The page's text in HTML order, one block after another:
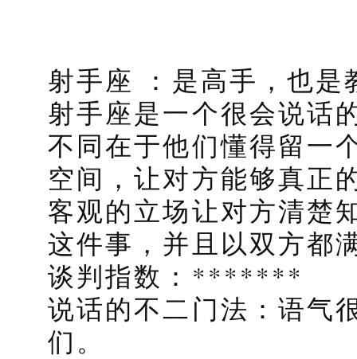
射手座 ：是高手，也是
射手座是一个很会说话
不同在于他们懂得留一
空间，让对方能够真正
客观的立场让对方清楚
这件事，并且以双方都
谈判指数：*******
说话的不二门法：语气
们。